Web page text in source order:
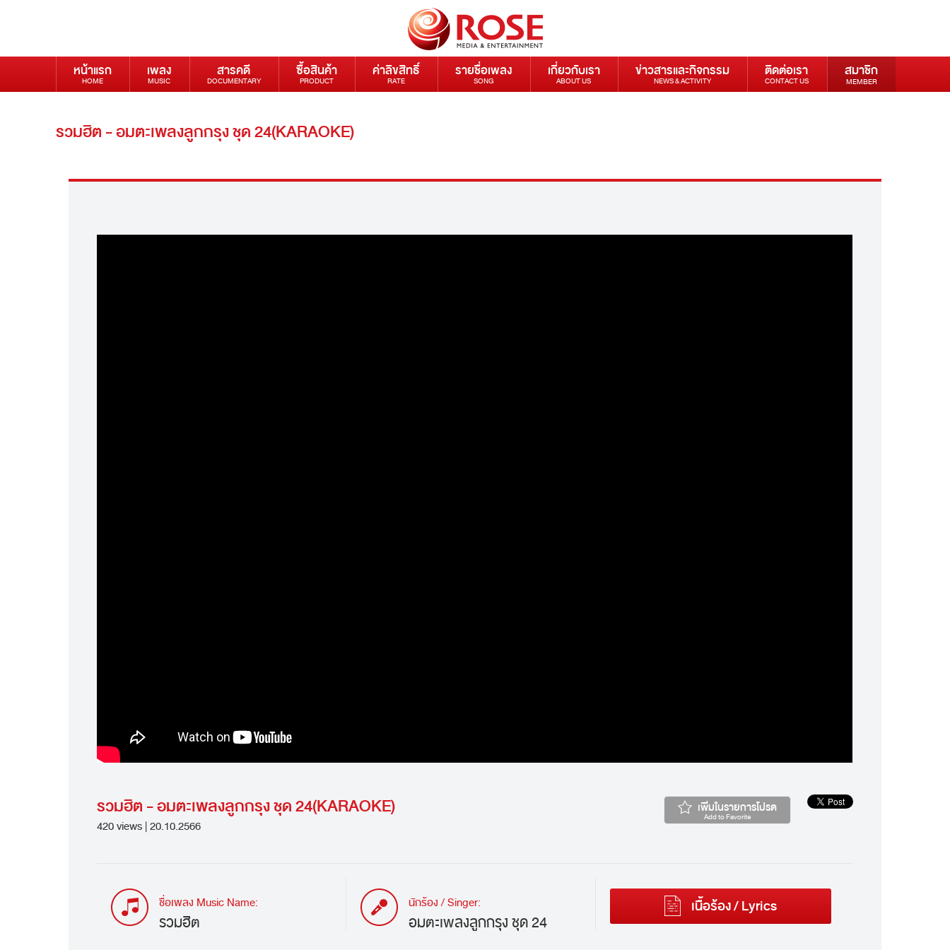
หน้าแรก
HOME
เพลง
MUSIC
สารคดี
DOCUMENTARY
ซื้อสินค้า
PRODUCT
ค่าลิขสิทธิ์
RATE
รายชื่อเพลง
SONG
เกี่ยวกับเรา
ABOUT US
ข่าวสารและกิจกรรม
NEWS & ACTIVITY
ติดต่อเรา
CONTACT US
สมาชิก
MEMBER
รวมฮิต - อมตะเพลงลูกกรุง ชุด 24(KARAOKE)
เพิ่มในรายการโปรด
Add to Favorite
รวมฮิต - อมตะเพลงลูกกรุง ชุด 24(KARAOKE)
420 views | 20.10.2566
ชื่อเพลง Music Name:
รวมฮิต
นักร้อง / Singer:
อมตะเพลงลูกกรุง ชุด 24
เนื้อร้อง / Lyrics